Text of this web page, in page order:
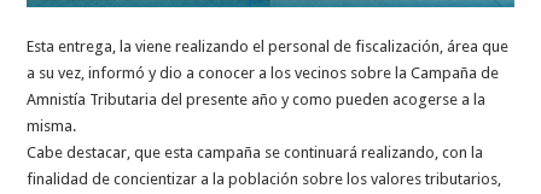
Esta entrega, la viene realizando el personal de fiscalización, área que
a su vez, informó y dio a conocer a los vecinos sobre la Campaña de
Amnistía Tributaria del presente año y como pueden acogerse a la
misma.
Cabe destacar, que esta campaña se continuará realizando, con la
finalidad de concientizar a la población sobre los valores tributarios,